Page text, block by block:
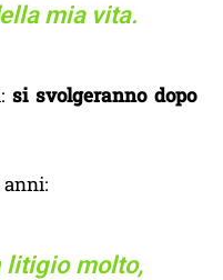
mia vita.
si svolgeranno dopo
litigio molto,